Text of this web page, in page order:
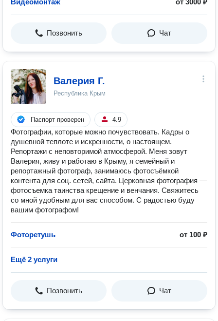
Видеомонтаж от 3000 ₽
Позвонить Чат
Валерия Г.
Республика Крым
Паспорт проверен 4.9
Фотографии, которые можно почувствовать. Кадры о
душевной теплоте и искренности, о настоящем.
Репортажи с неповторимой атмосферой. Меня зовут
Валерия, живу и работаю в Крыму, я семейный и
репортажный фотограф, занимаюсь фотосъёмкой
контента для соц. сетей, сайта. Церковная фотография —
фотосъемка таинства крещение и венчания. Свяжитесь
со мной удобным для вас способом. С радостью буду
вашим фотографом!
Фоторетушь от 100 ₽
Ещё 2 услуги
Позвонить Чат